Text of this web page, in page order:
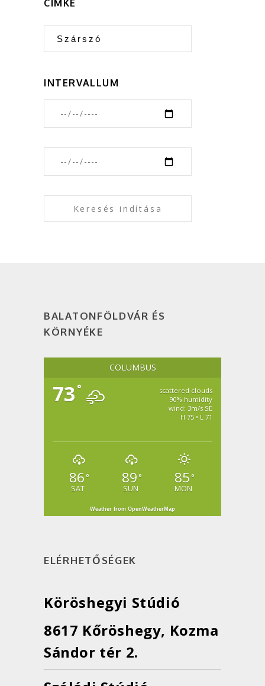
CÍMKE
INTERVALLUM
BALATONFÖLDVÁR ÉS
KÖRNYÉKE
COLUMBUS
73 °
scattered clouds
90% humidity
wind: 3m/s SE
H 75 • L 71
86 °
SAT
89 °
SUN
85 °
MON
Weather from OpenWeatherMap
ELÉRHETŐSÉGEK
Köröshegyi Stúdió
8617 Kőröshegy, Kozma
Sándor tér 2.